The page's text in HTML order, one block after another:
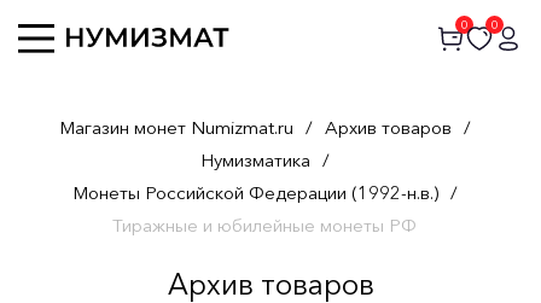
0 0
Магазин монет Numizmat.ru / Архив товаров /
Нумизматика /
Монеты Российской Федерации (1992-н.в.) /
Тиражные и юбилейные монеты РФ
Архив товаров